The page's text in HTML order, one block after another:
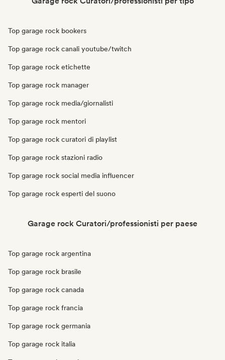
Top garage rock bookers
Top garage rock canali youtube/twitch
Top garage rock etichette
Top garage rock manager
Top garage rock media/giornalisti
Top garage rock mentori
Top garage rock curatori di playlist
Top garage rock stazioni radio
Top garage rock social media influencer
Top garage rock esperti del suono
Garage rock Curatori/professionisti per paese
Top garage rock argentina
Top garage rock brasile
Top garage rock canada
Top garage rock francia
Top garage rock germania
Top garage rock italia